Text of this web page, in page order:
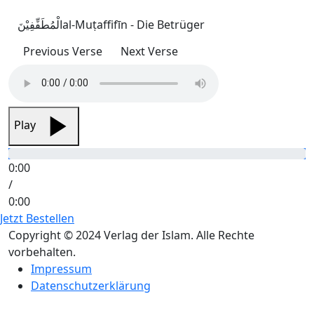
الْمُطَفِّفِیْنَal-Muṭaffifīn - Die Betrüger
Previous Verse
Next Verse
Play
0:00
/
0:00
Jetzt Bestellen
Copyright © 2024 Verlag der Islam. Alle Rechte
vorbehalten.
Impressum
Datenschutzerklärung